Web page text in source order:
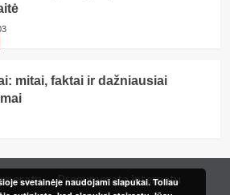
mitai, faktai ir dažniausiai
Prenumerata internetu
svetainėje naudojami slapukai. Toliau